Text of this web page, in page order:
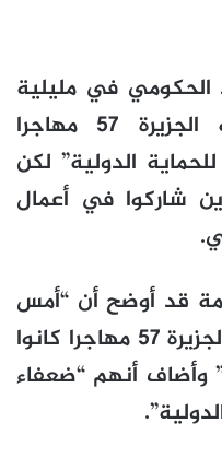
الحكومي في مليلية
الليلة الماضية إلى شبه الجزيرة 57 مهاجرا
الدولية” لكن
شاركوا في أعمال
قد أوضح أن “أمس
كان هناك خروج إلى شبه الجزيرة 57 مهاجرا كانوا
وأضاف أنهم “ضعفاء